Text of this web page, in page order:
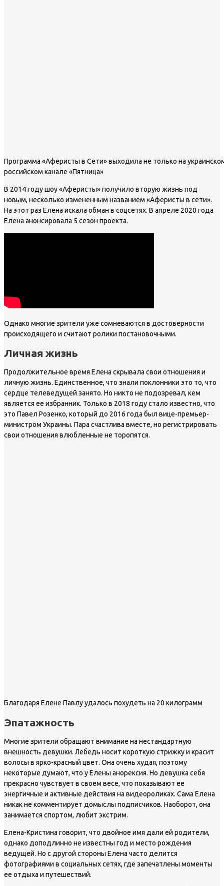
Программа «Аферисты в Сети» выходила не только на
российском канале «Пятница»
В 2014 году шоу «Аферисты» получило вторую жизнь под
новым, несколько измененным названием «Аферисты в сети».
На этот раз Елена искала обман в соцсетях. В апреле 2020 года
Елена анонсировала 5 сезон проекта.
Однако многие зрители уже сомневаются в достоверности
происходящего и считают ролики постановочными.
Личная жизнь
Продолжительное время Елена скрывала свои отношения и
личную жизнь. Единственное, что знали поклонники это то, что
сердце телеведущей занято. Но никто не подозревал, кем
является ее избранник. Только в 2018 году стало известно, что
это Павел Розенко, который до 2016 года был вице-премьер-
министром Украины. Пара счастлива вместе, но регистрировать
свои отношения влюбленные не торопятся.
Благодаря Елене Павлу удалось похудеть на 20 килограмм
Эпатажность
Многие зрители обращают внимание на нестандартную
внешность девушки. Лебедь носит короткую стрижку и красит
волосы в ярко-красный цвет. Она очень худая, поэтому
некоторые думают, что у Елены анорексия. Но девушка себя
прекрасно чувствует в своем весе, что показывают ее
энергичные и активные действия на видеороликах. Сама Елена
никак не комментирует домыслы подписчиков. Наоборот, она
занимается спортом, любит экстрим.
Елена-Кристина говорит, что двойное имя дали ей родители,
однако доподлинно не известны год и место рождения
ведущей. Но с другой стороны Елена часто делится
фотографиями в социальных сетях, где запечатлены моменты
ее отдыха и путешествий.